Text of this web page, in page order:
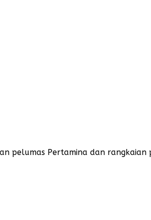
pelumas Pertamina dan